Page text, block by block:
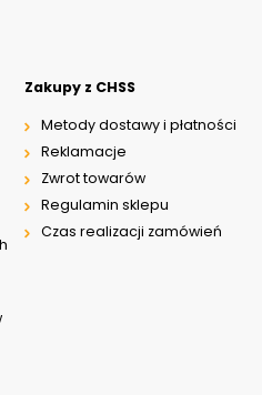
Zakupy z CHSS
Metody dostawy i płatności
Reklamacje
Zwrot towarów
Regulamin sklepu
Czas realizacji zamówień